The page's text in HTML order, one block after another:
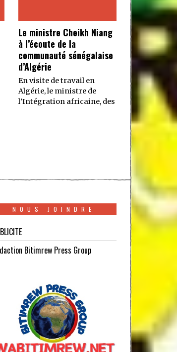
Le ministre Cheikh Niang
à l’écoute de la
communauté sénégalaise
d’Algérie
En visite de travail en
Algérie, le ministre de
l’Intégration africaine, des
NOUS JOINDRE
Bitimrew Press Group